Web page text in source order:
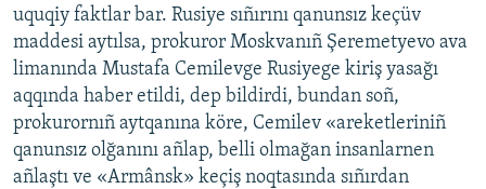
uquqiy faktlar bar. Rusiye sıñırını qanunsız keçüv
maddesi aytılsa, prokuror Moskvanıñ Şeremetyevo ava
limanında Mustafa Cemilevge Rusiyege kiriş yasağı
aqqında haber etildi, dep bildirdi, bundan soñ,
prokurornıñ aytqanına köre, Cemilev «areketleriniñ
qanunsız olğanını añlap, belli olmağan insanlarnen
añlaştı ve «Armânsk» keçiş noqtasında sıñırdan